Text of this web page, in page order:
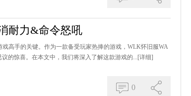
耐力&命令怒吼
高手的关键。作为一款备受玩家热捧的游戏，WLK怀旧服WA
的惊喜。在本文中，我们将深入了解这款游戏的... [详细]
0